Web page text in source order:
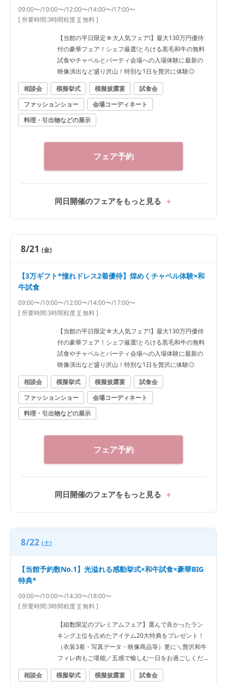
09:00〜/10:00〜/12:00〜/14:00〜/17:00〜
[ 所要時間:3時間程度][ 無料 ]
【当館の平日限定☆大人気フェア!】最大130万円優待
付の豪華フェア！シェフ厳選!とろける黒毛和牛の無料
試食やチャペルとパーティ会場への入場体験に最新の
映像演出など盛り沢山！特別な1日を贅沢に体験◎
相談会
模擬挙式 模擬披露宴
試食会
ファッションショー
会場コーディネート
料理・引出物などの展示
フェア予約
同日開催のフェアをもっと見る
8/21 (金)
【3万ギフト*憧れドレス2着優待】煌めくチャペル体験×和
牛試食
09:00〜/10:00〜/12:00〜/14:00〜/17:00〜
[ 所要時間:3時間程度][ 無料 ]
【当館の平日限定☆大人気フェア!】最大130万円優待
付の豪華フェア！シェフ厳選!とろける黒毛和牛の無料
試食やチャペルとパーティ会場への入場体験に最新の
映像演出など盛り沢山！特別な1日を贅沢に体験◎
相談会
模擬挙式 模擬披露宴
試食会
ファッションショー
会場コーディネート
料理・引出物などの展示
フェア予約
同日開催のフェアをもっと見る
8/22 (土)
【当館予約数No.1】光溢れる感動挙式×和牛試食×豪華BIG
特典*
09:00〜/10:00〜/14:30〜/18:00〜
[ 所要時間:3時間程度][ 無料 ]
【組数限定のプレミアムフェア】選んで良かったラン
キング上位を占めたアイテム20大特典をプレゼント！
（衣装3着・写真データ・映像商品等）更に＼贅沢和牛
フィレ肉もご堪能／五感で愉しむ一日をお過ごしくだ
さい！
相談会 模擬挙式 模擬披露宴 試食会